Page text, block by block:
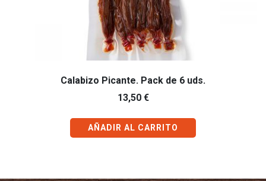
Calabizo Picante. Pack de 6 uds.
13,50 €
AÑADIR AL CARRITO